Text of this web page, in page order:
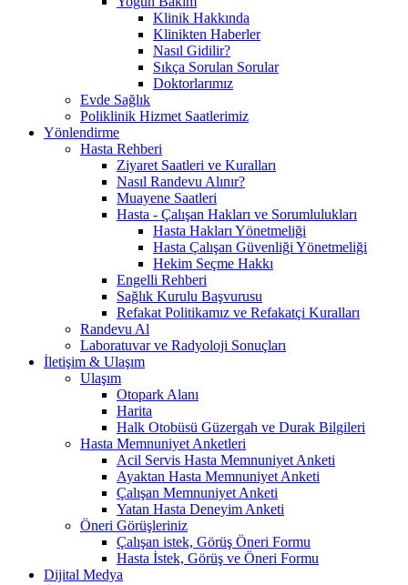
Klinik Hakkında
Klinikten Haberler
Nasıl Gidilir?
Sıkça Sorulan Sorular
Doktorlarımız
Evde Sağlık
Poliklinik Hizmet Saatlerimiz
Yönlendirme
Hasta Rehberi
Ziyaret Saatleri ve Kuralları
Nasıl Randevu Alınır?
Muayene Saatleri
Hasta - Çalışan Hakları ve Sorumlulukları
Hasta Hakları Yönetmeliği
Hasta Çalışan Güvenliği Yönetmeliği
Hekim Seçme Hakkı
Engelli Rehberi
Sağlık Kurulu Başvurusu
Refakat Politikamız ve Refakatçi Kuralları
Randevu Al
Laboratuvar ve Radyoloji Sonuçları
İletişim & Ulaşım
Ulaşım
Otopark Alanı
Harita
Halk Otobüsü Güzergah ve Durak Bilgileri
Hasta Memnuniyet Anketleri
Acil Servis Hasta Memnuniyet Anketi
Ayaktan Hasta Memnuniyet Anketi
Çalışan Memnuniyet Anketi
Yatan Hasta Deneyim Anketi
Öneri Görüşleriniz
Çalışan istek, Görüş Öneri Formu
Hasta İstek, Görüş ve Öneri Formu
Dijital Medya